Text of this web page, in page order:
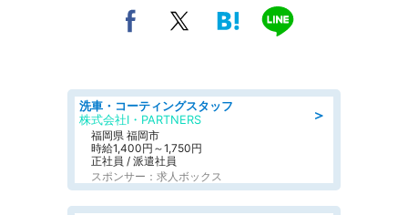
＞
洗車・コーティングスタッフ
株式会社I・PARTNERS
福岡県 福岡市
時給1,400円～1,750円
正社員 / 派遣社員
スポンサー：求人ボックス